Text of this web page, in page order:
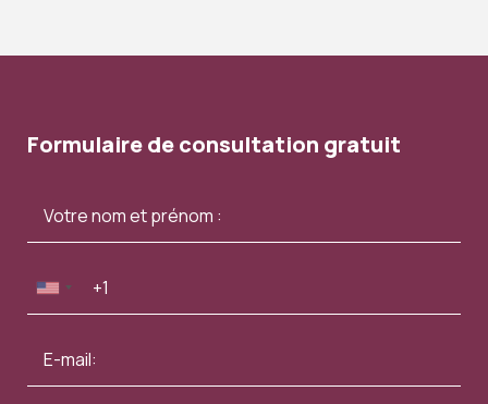
Formulaire de consultation gratuit